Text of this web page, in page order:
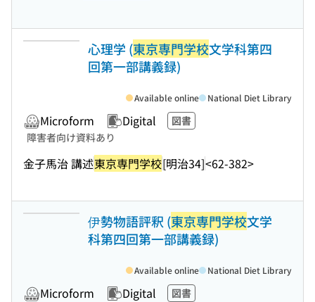
心理学 (東京専門学校文学科第四
回第一部講義録)
Microform Digital
図書
障害者向け資料あり
金子馬治 講述東京専門学校[明治34]<62-382>
Available online National Diet Library
伊勢物語評釈 (東京専門学校文学
科第四回第一部講義録)
Microform Digital
図書
Available online National Diet Library